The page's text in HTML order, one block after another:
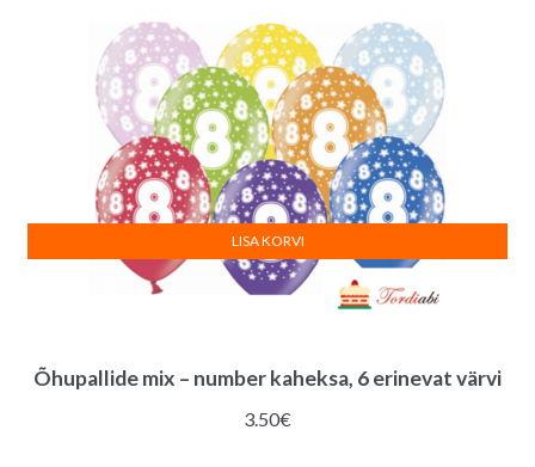
Õhupallide mix – number kaheksa, 6 erinevat värvi
3.50€
LISA KORVI